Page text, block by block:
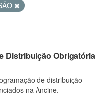
Distribuição Obrigatória
de distribuição
na Ancine.